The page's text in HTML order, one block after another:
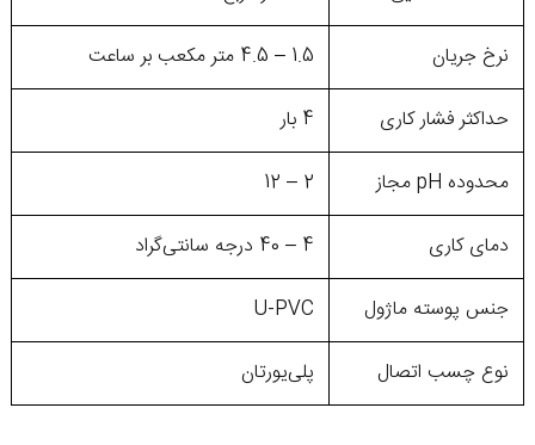
نرخ جریان
1.5 – 4.5 متر مکعب بر ساعت
حداکثر فشار کاری
4 بار
محدوده pH مجاز
2 – 12
دمای کاری
4 – 40 درجه سانتی‌گراد
جنس پوسته ماژول
U-PVC
نوع چسب اتصال
پلی‌یورتان